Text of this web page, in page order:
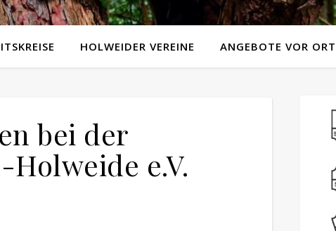
HOLWEIDER VEREINE ANGEBOTE VOR ORT
bei der
e.V.